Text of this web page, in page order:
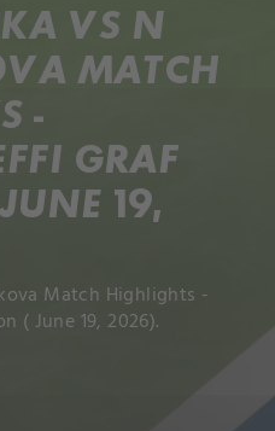
VS N
MATCH
-
GRAF
19,
Match Highlights -
( June 19, 2026).